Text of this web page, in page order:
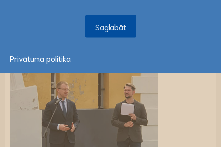
Saglabāt
Saglabāt
Privātuma politika